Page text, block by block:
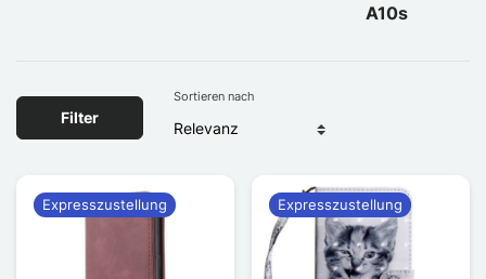
A10s
Filter
Sortieren nach
Expresszustellung Expresszustellung